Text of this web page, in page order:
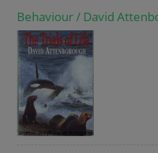
Behaviour / David